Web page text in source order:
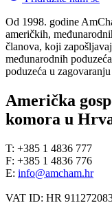
Od 1998. godine
američkih,
članova, koji
međunarodnih
poduzeća u
Američka
komora u
T: +385 1 4836 777
F: +385 1 4836 776
E: info@amcham.hr
VAT ID: HR